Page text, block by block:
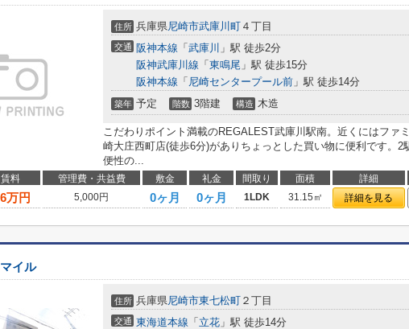
住所 兵庫県尼崎市武庫川町 ４丁目
交通 阪神本線 「 武庫川 」駅 徒歩2分
阪神武庫川線 「 東鳴尾 」駅 徒歩15分
阪神本線 「 尼崎センタープール前 」駅 徒歩14分
築年 予定 階数 3階建 構造 木造
こだわりポイント満載のREGALEST武庫川駅南。近くにはファ
崎大庄西町店(徒歩6分)がありちょっとした買い物に便利です。2
便性の...
賃料 管理費・共益費 敷金 礼金 間取り 面積 詳細
万円 5,000円 0ヶ月 0ヶ月 1LDK 31.15㎡ 詳細を見る
イル
住所 兵庫県尼崎市東七松町 ２丁目
交通 東海道本線 「 立花 」駅 徒歩14分